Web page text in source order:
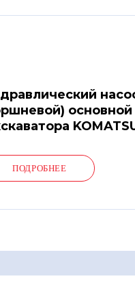
основной
ПОДРОБНЕЕ